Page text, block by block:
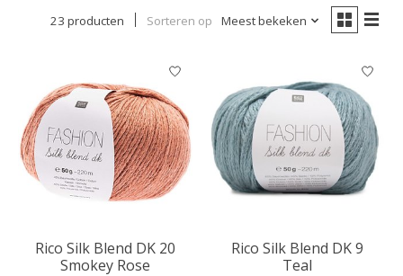
23 producten Sorteren op Meest bekeken
Rico Silk Blend DK 20
Smokey Rose
Rico Silk Blend DK 9
Teal